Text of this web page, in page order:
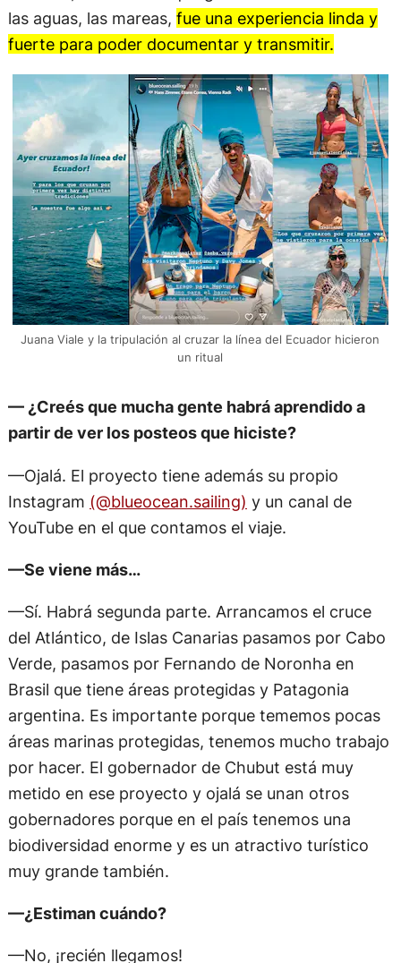
las aguas, las mareas, fue una experiencia linda y
fuerte para poder documentar y transmitir.
Juana Viale y la tripulación al cruzar la línea del Ecuador hicieron
un ritual
— ¿Creés que mucha gente habrá aprendido a
partir de ver los posteos que hiciste?
—Ojalá. El proyecto tiene además su propio
Instagram (@blueocean.sailing) y un canal de
YouTube en el que contamos el viaje.
—Se viene más…
—Sí. Habrá segunda parte. Arrancamos el cruce
del Atlántico, de Islas Canarias pasamos por Cabo
Verde, pasamos por Fernando de Noronha en
Brasil que tiene áreas protegidas y Patagonia
argentina. Es importante porque tememos pocas
áreas marinas protegidas, tenemos mucho trabajo
por hacer. El gobernador de Chubut está muy
metido en ese proyecto y ojalá se unan otros
gobernadores porque en el país tenemos una
biodiversidad enorme y es un atractivo turístico
muy grande también.
—¿Estiman cuándo?
—No, ¡recién llegamos!